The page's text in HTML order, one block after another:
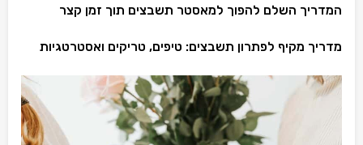
המדריך השלם להפוך למאסטר תשבצים תוך זמן קצר
מדריך מקיף לפתרון תשבצים: טיפים, טריקים ואסטרטגיות